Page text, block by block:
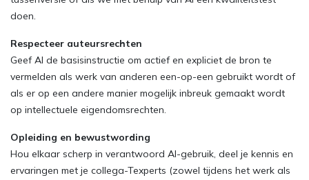
doen.
Respecteer auteursrechten
Geef AI de basisinstructie om actief en expliciet de bron te
vermelden als werk van anderen een-op-een gebruikt wordt of
als er op een andere manier mogelijk inbreuk gemaakt wordt
op intellectuele eigendomsrechten.
Opleiding en bewustwording
Hou elkaar scherp in verantwoord AI-gebruik, deel je kennis en
ervaringen met je collega-Texperts (zowel tijdens het werk als